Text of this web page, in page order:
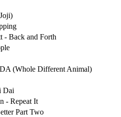
- Back and Forth
(Whole Different Animal)
Dai
- Repeat It
Part Two